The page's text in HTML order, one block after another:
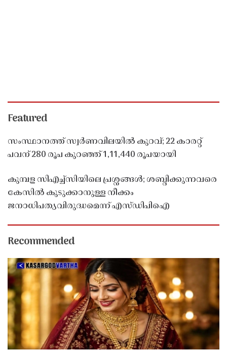
Featured
സംസ്ഥാനത്ത് സ്വർണവിലയിൽ കുറവ്; 22 കാരറ്റ്
പവന് 280 രൂപ കുറഞ്ഞ് 1,11,440 രൂപയായി
കുമ്പള സിഎച്ച്സിയിലെ പ്രശ്നങ്ങൾ; ശബ്ദിക്കുന്നവരെ
കേസിൽ കുടുക്കാനുള്ള നീക്കം
ജനാധിപത്യവിരുദ്ധമെന്ന് എസ്ഡിപിഐ
Recommended